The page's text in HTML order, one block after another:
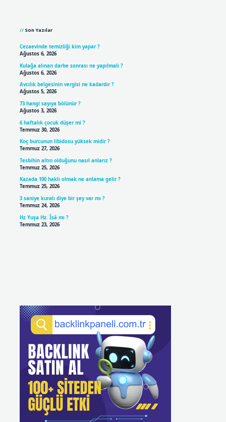
Son Yazılar
Cezaevinde temizliği kim yapar ?
Ağustos 6, 2026
Kulağa alınan darbe sonrası ne yapılmalı ?
Ağustos 6, 2026
Avcılık belgesinin vergisi ne kadardır ?
Ağustos 5, 2026
73 hangi sayıya bölünür ?
Ağustos 3, 2026
6 haftalık çocuk düşer mi ?
Temmuz 30, 2026
Koç burcunun libidosu yüksek midir ?
Temmuz 27, 2026
Tesbihin altın olduğunu nasıl anlarız ?
Temmuz 25, 2026
Kazada 100 haklı olmak ne anlama gelir ?
Temmuz 25, 2026
3 saniye kuralı diye bir şey var mı ?
Temmuz 24, 2026
Hz Yuşa Hz. Îsâ mı ?
Temmuz 23, 2026